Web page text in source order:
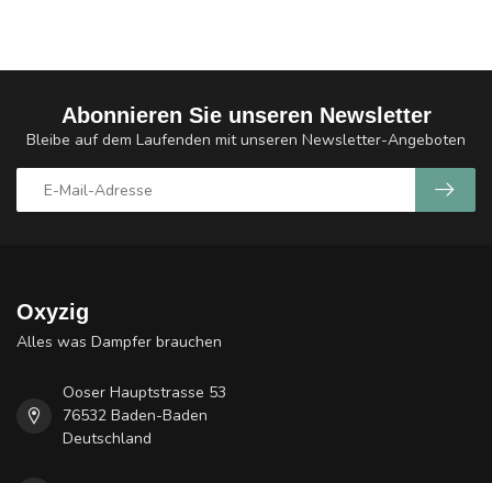
Abonnieren Sie unseren Newsletter
Bleibe auf dem Laufenden mit unseren Newsletter-Angeboten
Oxyzig
Alles was Dampfer brauchen
Ooser Hauptstrasse 53
76532 Baden-Baden
Deutschland